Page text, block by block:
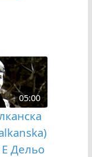
05:00
Дельо